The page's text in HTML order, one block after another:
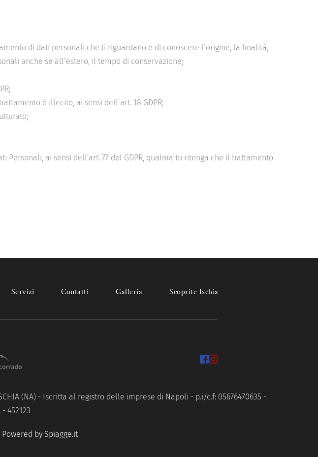
di dati personali che ti riguardano e di conoscere l’origine, la finalità,
anche se all’estero, il tempo di conservazione;
è illecito, ai sensi dell’art. 18 GDPR;
ai sensi dell'art. 77 del GDPR, qualora tu ritenga che il trattamento
Servizi Contatti Galleria Scoprite Ischia
ISCHIA (NA) - Iscritta al registro delle imprese di Napoli - p.i/c.f: 05676470635 -
452123
by Spiagge.it